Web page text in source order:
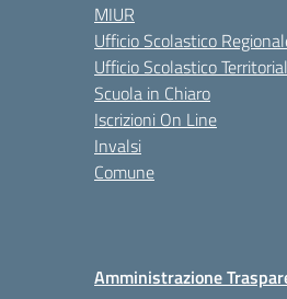
MIUR
Ufficio Scolastico
Ufficio Scolastico
Scuola in Chiaro
Iscrizioni On Line
Invalsi
Comune
Amministrazione